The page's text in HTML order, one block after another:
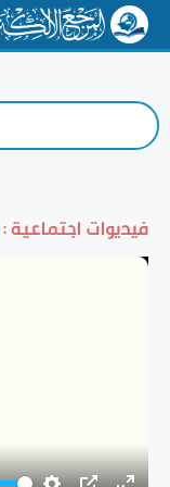
فيديوات اجتماعية :